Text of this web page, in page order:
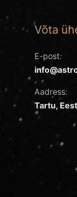
Võta
E-post:
Aadress:
Tartu,